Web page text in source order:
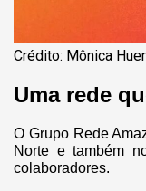
Crédito: Mônica
Uma rede
O Grupo Rede
Norte e também
colaboradores.